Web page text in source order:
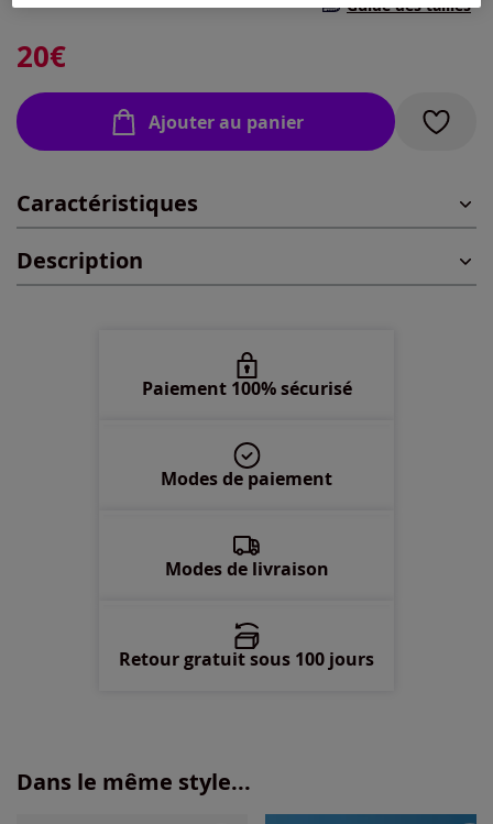
Guide des tailles
20€
Ajouter au panier
Caractéristiques
Description
Paiement 100% sécurisé
Modes de paiement
Modes de livraison
Retour gratuit sous 100 jours
Dans le même style...